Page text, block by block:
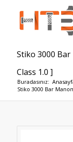
Stiko 3000
Class 1.0 ]
Buradasınız:
Stiko 3000 Bar